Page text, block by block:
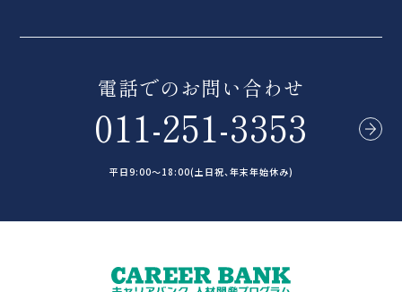
電話でのお問い合わせ
011-251-3353
平日9:00～18:00(土日祝、年末年始休み)